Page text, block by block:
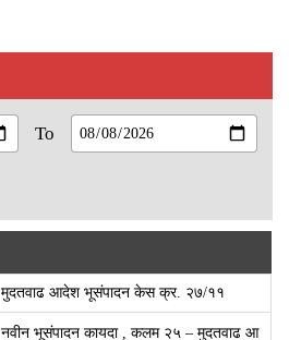
To
मुदतवाढ आदेश भूसंपादन केस क्र. २७/११
नवीन भूसंपादन कायदा , कलम २५ – मुदतवाढ आ